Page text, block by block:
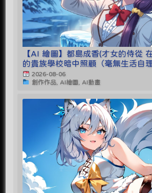
【AI 繪圖】都島成香(才女的侍從
的貴族學校暗中照顧（毫無生活自
2026-08-06
創作作品, AI繪圖, AI動畫